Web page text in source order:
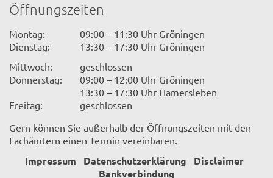
Öffnungszeiten
Montag:
09:00 – 11:30 Uhr Gröningen
Dienstag:
13:30 – 17:30 Uhr Gröningen
Mittwoch:
geschlossen
Donnerstag:
09:00 – 12:00 Uhr Gröningen
13:30 – 17:30 Uhr Hamersleben
Freitag:
geschlossen
Gern können Sie außerhalb der Öffnungszeiten mit den
Fachämtern einen Termin vereinbaren.
Impressum Datenschutzerklärung
Disclaimer
Bankverbindung